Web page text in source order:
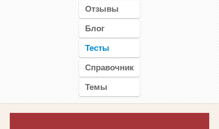
Отзывы
Блог
Тесты
Справочник
Темы